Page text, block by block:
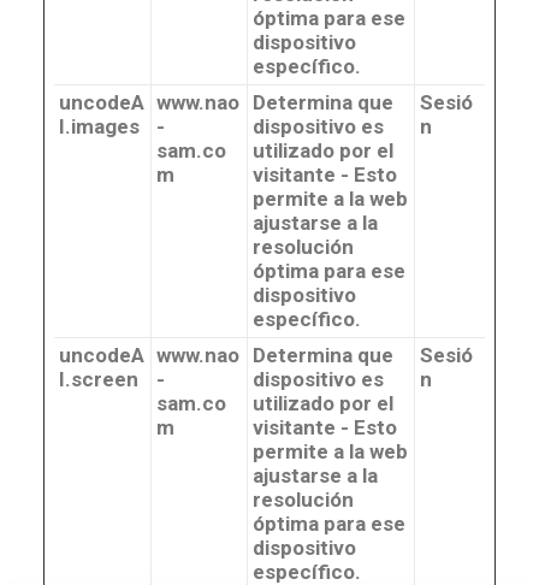
óptima para ese
dispositivo
específico.
uncodeA
I.images
www.nao
-
sam.co
m
Determina que
dispositivo es
utilizado por el
visitante - Esto
permite a la web
ajustarse a la
resolución
óptima para ese
dispositivo
específico.
Sesió
n
uncodeA
I.screen
www.nao
-
sam.co
m
Determina que
dispositivo es
utilizado por el
visitante - Esto
permite a la web
ajustarse a la
resolución
óptima para ese
dispositivo
específico.
Sesió
n